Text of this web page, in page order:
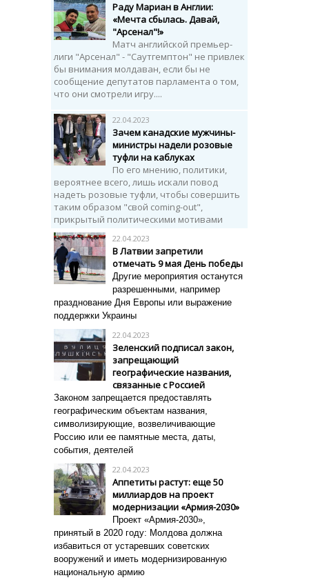
Раду Мариан в Англии:
«Мечта сбылась. Давай,
"Арсенал"!»
Матч английской премьер-
лиги "Арсенал" - "Саутгемптон" не привлек
бы внимания молдаван, если бы не
сообщение депутатов парламента о том,
что они смотрели игру....
22.04.2023
Зачем канадские мужчины-
министры надели розовые
туфли на каблуках
По его мнению, политики,
вероятнее всего, лишь искали повод
надеть розовые туфли, чтобы совершить
таким образом "свой coming-out",
прикрытый политическими мотивами
22.04.2023
В Латвии запретили
отмечать 9 мая День победы
Другие мероприятия останутся
разрешенными, например
празднование Дня Европы или выражение
поддержки Украины
22.04.2023
Зеленский подписал закон,
запрещающий
географические названия,
связанные с Россией
Законом запрещается предоставлять
географическим объектам названия,
символизирующие, возвеличивающие
Россию или ее памятные места, даты,
события, деятелей
22.04.2023
Аппетиты растут: еще 50
миллиардов на проект
модернизации «Армия-2030»
Проект «Армия-2030»,
принятый в 2020 году: Молдова должна
избавиться от устаревших советских
вооружений и иметь модернизированную
национальную армию